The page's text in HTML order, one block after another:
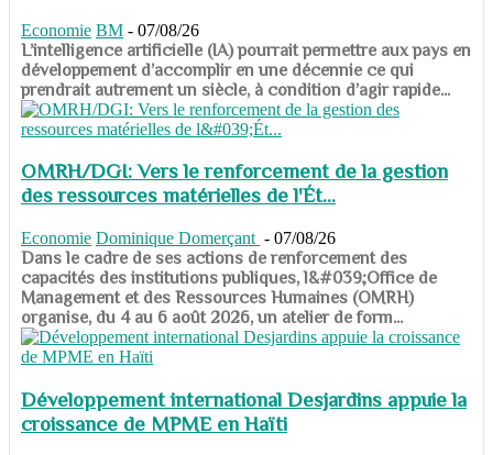
Economie BM - 07/08/26
​​​​​​​L’intelligence artificielle (IA) pourrait permettre aux pays en
développement d’accomplir en une décennie ce qui
prendrait autrement un siècle, à condition d’agir rapide...
OMRH/DGI: Vers le renforcement de la gestion
des ressources matérielles de l'Ét...
Economie Dominique Domerçant - 07/08/26
Dans le cadre de ses actions de renforcement des
capacités des institutions publiques, l&#039;Office de
Management et des Ressources Humaines (OMRH)
organise, du 4 au 6 août 2026, un atelier de form...
Développement international Desjardins appuie la
croissance de MPME en Haïti